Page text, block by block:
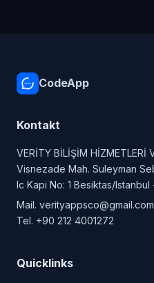
CodeApp
Kontakt
VERİTY BİLİŞİM HİZMETLERİ
Visnezade Mah. Suleyman
Ic Kapi No: 1 Besiktas/
Mail. verityappsco@gmail.com
Tel. +90 212 4001272
Quicklinks